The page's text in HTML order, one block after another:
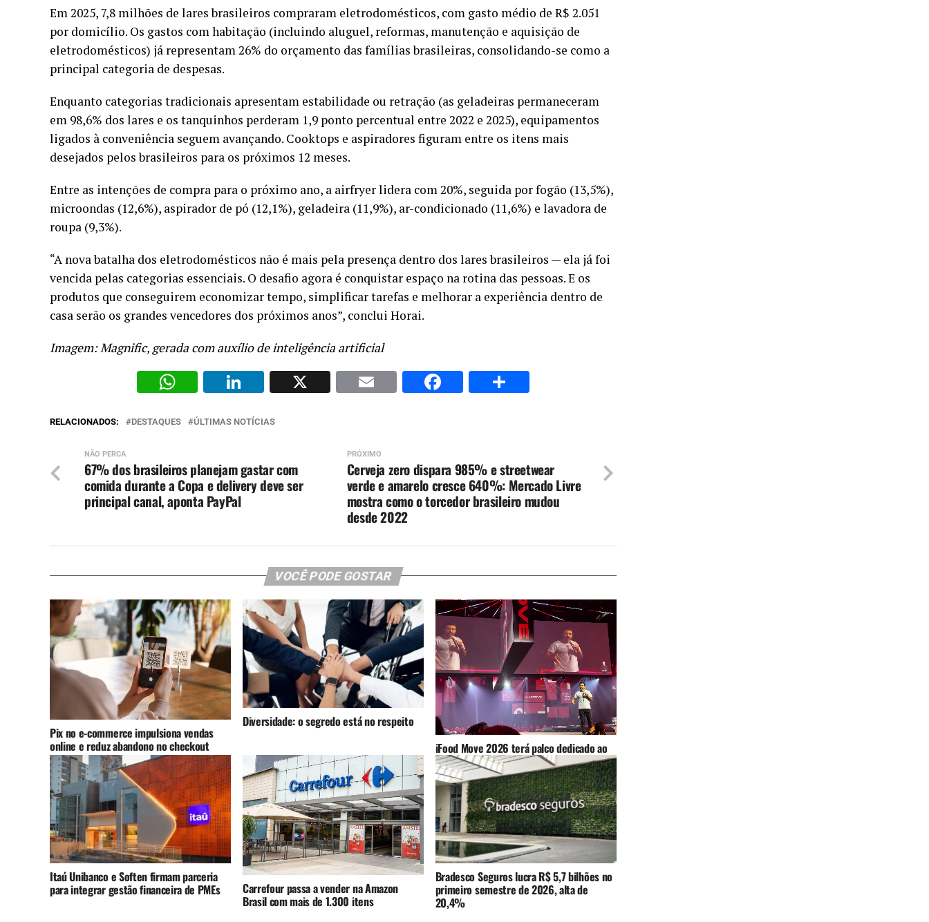
Em 2025, 7,8 milhões de lares brasileiros compraram eletrodomésticos, com gasto médio de R$ 2.051
por domicílio. Os gastos com habitação (incluindo aluguel, reformas, manutenção e aquisição de
eletrodomésticos) já representam 26% do orçamento das famílias brasileiras, consolidando-se como a
principal categoria de despesas.
Enquanto categorias tradicionais apresentam estabilidade ou retração (as geladeiras permaneceram
em 98,6% dos lares e os tanquinhos perderam 1,9 ponto percentual entre 2022 e 2025), equipamentos
ligados à conveniência seguem avançando. Cooktops e aspiradores figuram entre os itens mais
desejados pelos brasileiros para os próximos 12 meses.
Entre as intenções de compra para o próximo ano, a airfryer lidera com 20%, seguida por fogão (13,5%),
microondas (12,6%), aspirador de pó (12,1%), geladeira (11,9%), ar-condicionado (11,6%) e lavadora de
roupa (9,3%).
“A nova batalha dos eletrodomésticos não é mais pela presença dentro dos lares brasileiros — ela já foi
vencida pelas categorias essenciais. O desafio agora é conquistar espaço na rotina das pessoas. E os
produtos que conseguirem economizar tempo, simplificar tarefas e melhorar a experiência dentro de
casa serão os grandes vencedores dos próximos anos”, conclui Horai.
Imagem: Magnific, gerada com auxílio de inteligência artificial
WhatsAppLinkedIn
X Email Facebook
RELACIONADOS: DESTAQUES ÚLTIMAS NOTÍCIAS
PRÓXIMO
Cerveja zero dispara 985% e streetwear
verde e amarelo cresce 640%: Mercado Livre
mostra como o torcedor brasileiro mudou
desde 2022
NÃO PERCA
67% dos brasileiros planejam gastar com
comida durante a Copa e delivery deve ser
principal canal, aponta PayPal
VOCÊ PODE GOSTAR
Pix no e-commerce impulsiona vendas
online e reduz abandono no checkout
Diversidade: o segredo está no respeito
iFood Move 2026 terá palco dedicado ao
varejo
Itaú Unibanco e Soften firmam parceria
para integrar gestão financeira de PMEs Carrefour passa a vender na Amazon
Brasil com mais de 1.300 itens
Bradesco Seguros lucra R$ 5,7 bilhões no
primeiro semestre de 2026, alta de
20,4%